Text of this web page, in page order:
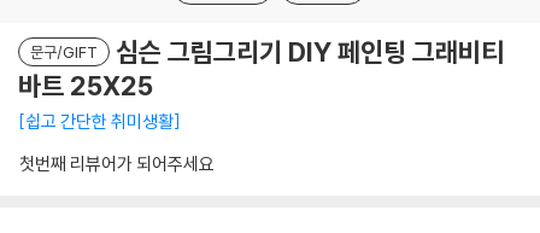
문구/GIFT
심슨 그림그리기 DIY 페인팅 그래비티
바트 25X25
쉽고 간단한 취미생활
첫번째 리뷰어가 되어주세요